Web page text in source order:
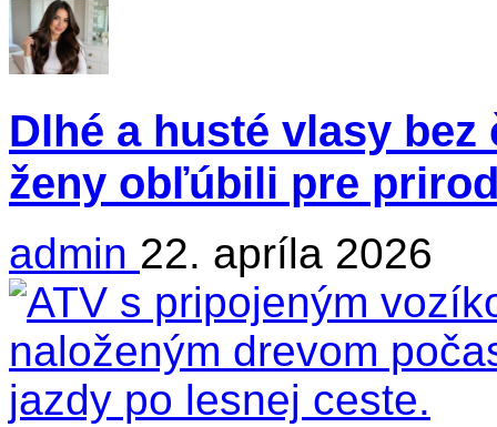
Dlhé a husté vlasy
ženy obľúbili pre
admin 22. apríla 2026